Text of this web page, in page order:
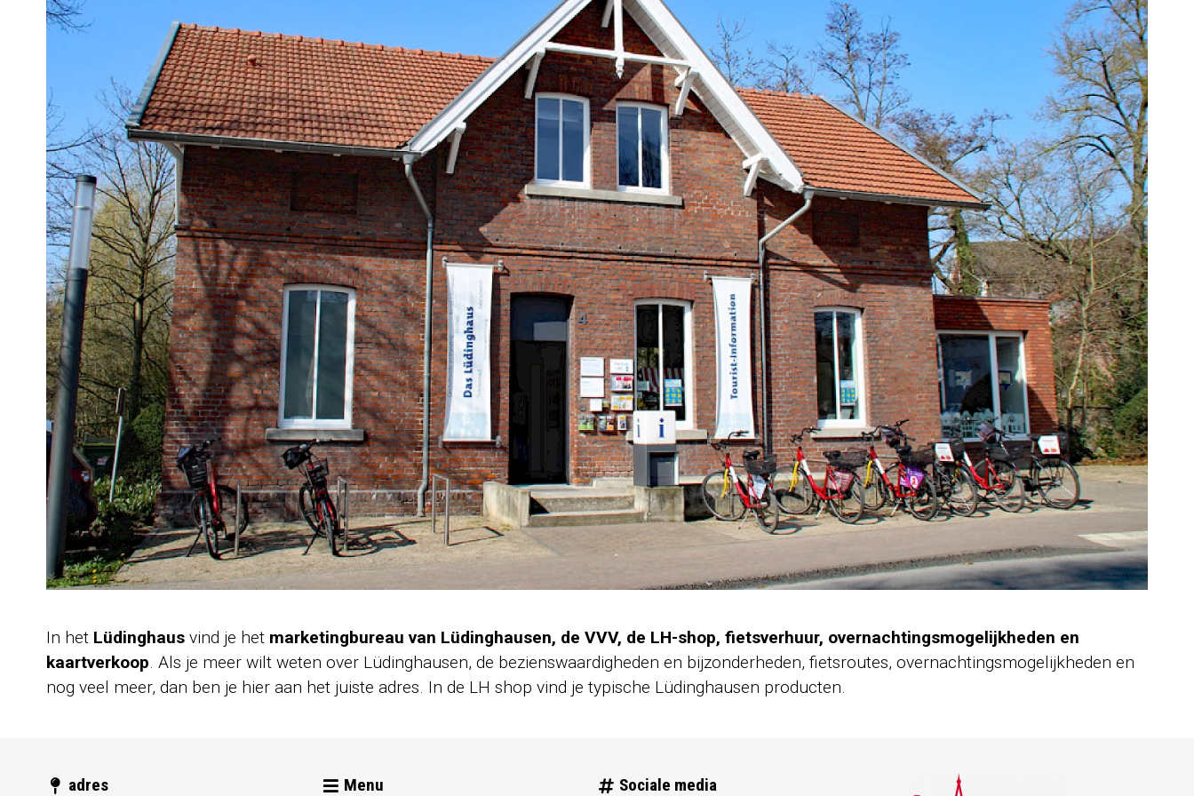
In het Lüdinghaus vind je het marketingbureau van Lüdinghausen, de VVV, de LH-shop, fietsverhuur, overnachtingsmogelijkheden en
kaartverkoop . Als je meer wilt weten over Lüdinghausen, de bezienswaardigheden en bijzonderheden, fietsroutes, overnachtingsmogelijkheden en
nog veel meer, dan ben je hier aan het juiste adres. In de LH shop vind je typische Lüdinghausen producten.
adres Menu Sociale media